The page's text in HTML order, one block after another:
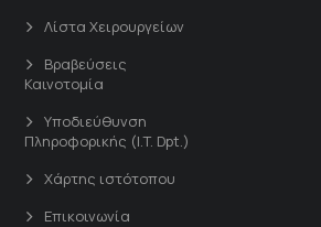
Λίστα Χειρουργείων
Βραβεύσεις
Καινοτομία
Υποδιεύθυνση
Πληροφορικής (I.T. Dpt.)
Χάρτης ιστότοπου
Επικοινωνία